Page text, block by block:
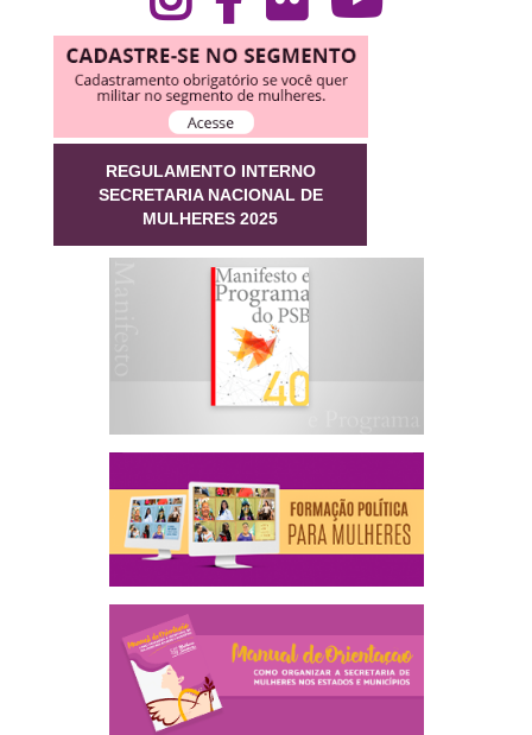
REGULAMENTO INTERNO
SECRETARIA NACIONAL DE
MULHERES 2025